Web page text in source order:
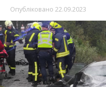
Опубліковано 22.09.2023